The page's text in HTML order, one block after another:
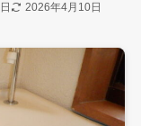
2026年4月10日